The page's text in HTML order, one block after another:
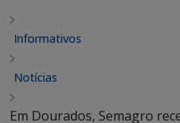
Informativos
Notícias
Em Dourados, Semagro